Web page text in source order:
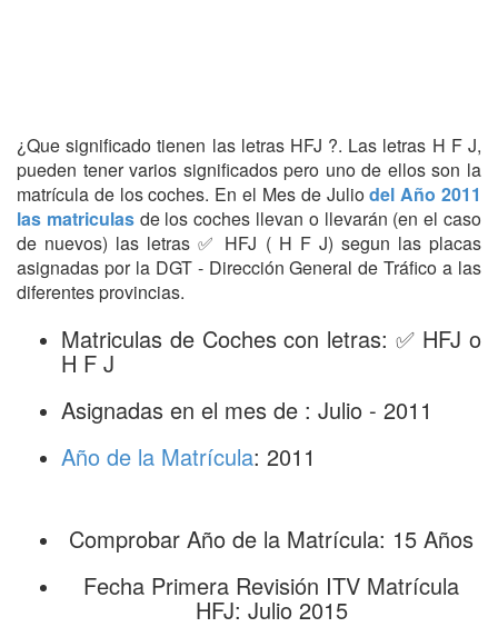
¿Que significado tienen las letras HFJ ?. Las letras H F J,
pueden tener varios significados pero uno de ellos son la
matrícula de los coches. En el Mes de Juliodel Año 2011
las matriculas de los coches llevan o llevarán (en el caso
de nuevos) las letras ✅ HFJ ( H F J) segun las placas
asignadas por la DGT - Dirección General de Tráfico a las
diferentes provincias.
Matriculas de Coches con letras: ✅ HFJ o
H F J
Asignadas en el mes de : Julio - 2011
Año de la Matrícula: 2011
Comprobar Año de la Matrícula: 15 Años
Fecha Primera Revisión ITV Matrícula
HFJ: Julio 2015